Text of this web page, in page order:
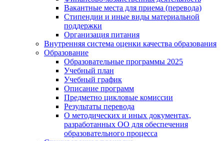
Вакантные места для приема (перевода)
Стипендии и иные виды материальной
поддержки
Организация питания
Внутренняя система оценки качества образования
Образование
Образовательные программы 2025
Учебный план
Учебный график
Описание программ
Предметно цикловые комиссии
Результаты перевода
О методических и иных документах,
разработанных ОО для обеспечения
образовательного процесса